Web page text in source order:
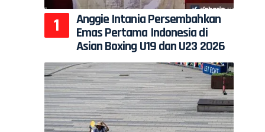
Anggie Intania Persembahkan
Emas Pertama Indonesia di
Asian Boxing U19 dan U23 2026